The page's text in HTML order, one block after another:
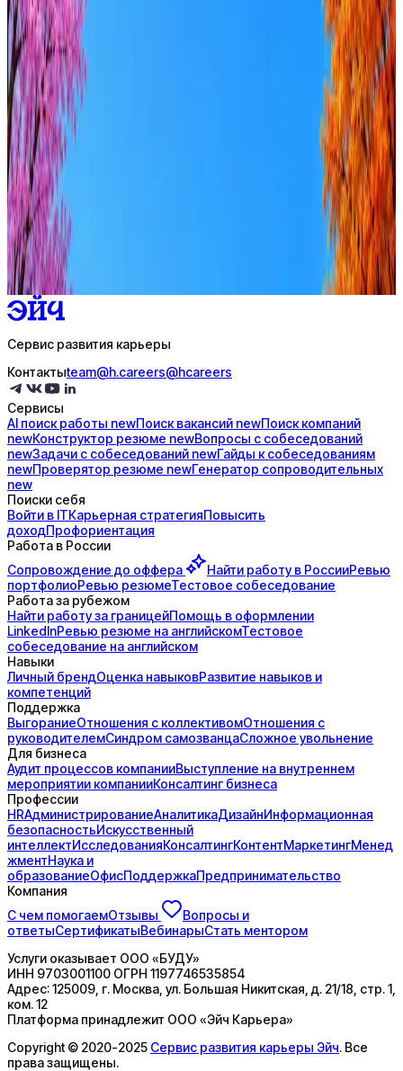
Российское общество Знание
5 активных вакансий
Стратегия поиска с AI: рынки, позиции, вилка, каналы
Ежедневный подбор из 600+ источников
Сервис развития карьеры
Контактыteam@h.careers@hcareers
Сервисы
AI поискработы newПоисквакансий newПоисккомпаний
newКонструктор резюме newВопросы с собеседований
newЗадачи с собеседований newГайды ксобеседованиям
newПроверятор резюме newГенератор сопроводительных
new
Поиски себя
Войти в ITКарьерная стратегияПовысить
доходПрофориентация
Работа в России
Сопровождение до оффера Найти работу в РоссииРевью
портфолиоРевью резюмеТестовое собеседование
Работа за рубежом
Найти работу за границейПомощь в оформлении
LinkedInРевью резюме на английскомТестовое
собеседование на английском
Навыки
Личный брендОценка навыковРазвитие навыков и
компетенций
Поддержка
ВыгораниеОтношения с коллективомОтношения с
руководителемСиндром самозванцаСложное увольнение
Для бизнеса
Аудит процессов компанииВыступление на внутреннем
мероприятии компанииКонсалтинг бизнеса
Профессии
HRАдминистрированиеАналитикаДизайнИнформационная
безопасностьИскусственный
интеллектИсследованияКонсалтингКонтентМаркетингМенед
жментНаука и
образованиеОфисПоддержкаПредпринимательство
Компания
С чем помогаемОтзывы
Вопросы и
ответыСертификатыВебинарыСтать ментором
Услуги оказывает ООО «БУДУ»
ИНН 9703001100 ОГРН 1197746535854
Адрес:125009, г. Москва, ул. Большая Никитская, д. 21/18, стр. 1,
ком. 12
Платформа принадлежит ООО «Эйч Карьера»
Copyright © 2020-2025 Сервис развития карьеры Эйч. Все
права защищены.